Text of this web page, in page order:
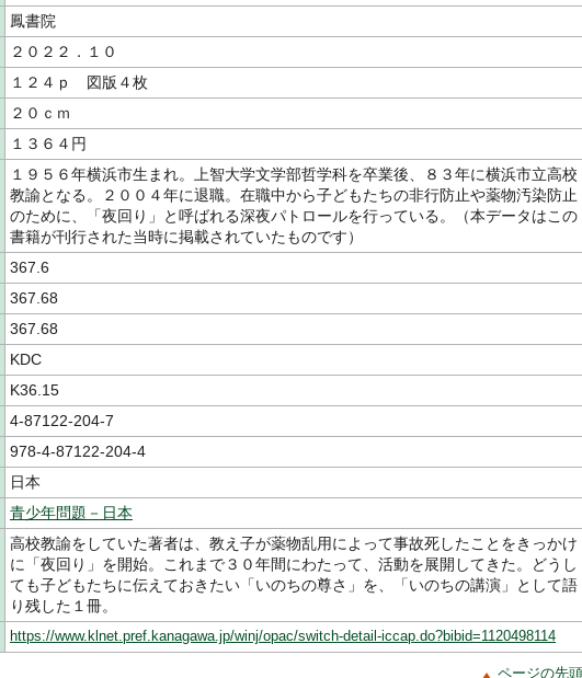
鳳書院
２０２２．１０
１２４ｐ 図版４枚
２０ｃｍ
１３６４円
１９５６年横浜市生まれ。上智大学文学部哲学科を卒業後、８３年に横浜市立高校
教諭となる。２００４年に退職。在職中から子どもたちの非行防止や薬物汚染防止
のために、「夜回り」と呼ばれる深夜パトロールを行っている。（本データはこの
書籍が刊行された当時に掲載されていたものです）
367.6
367.68
367.68
KDC
K36.15
4-87122-204-7
978-4-87122-204-4
日本
青少年問題－日本
高校教諭をしていた著者は、教え子が薬物乱用によって事故死したことをきっかけ
に「夜回り」を開始。これまで３０年間にわたって、活動を展開してきた。どうし
ても子どもたちに伝えておきたい「いのちの尊さ」を、「いのちの講演」として語
り残した１冊。
https://www.klnet.pref.kanagawa.jp/winj/opac/switch-detail-iccap.do?bibid=1120498114
ページの先